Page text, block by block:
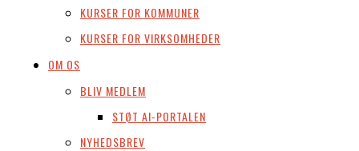
KURSER FOR KOMMUNER
KURSER FOR VIRKSOMHEDER
OM OS
BLIV MEDLEM
STØT AI-PORTALEN
NYHEDSBREV